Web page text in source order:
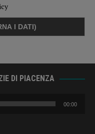
DI PIACENZA
00:00